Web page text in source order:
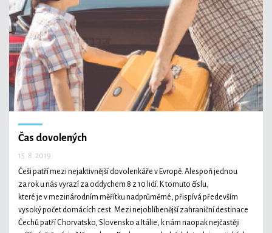
Čas dovolených
15. 8. 2019
Češi patří mezi nejaktivnější dovolenkáře v Evropě. Alespoň jednou
za rok u nás vyrazí za oddychem 8 z 10 lidí. K tomuto číslu,
které je v mezinárodním měřítku nadprůměrné, přispívá především
vysoký počet domácích cest. Mezi nejoblíbenější zahraniční destinace
Čechů patří Chorvatsko, Slovensko a Itálie, k nám naopak nejčastěji